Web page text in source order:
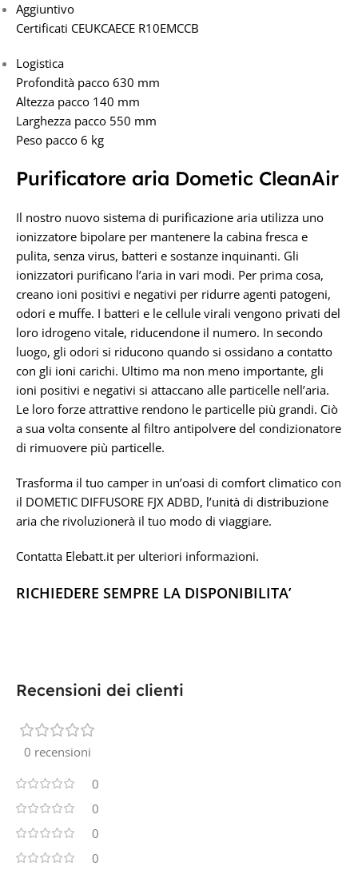
Aggiuntivo
Certificati CEUKCAECE R10EMCCB
Logistica
Profondità pacco 630 mm
Altezza pacco 140 mm
Larghezza pacco 550 mm
Peso pacco 6 kg
Purificatore aria Dometic CleanAir
Il nostro nuovo sistema di purificazione aria utilizza uno
ionizzatore bipolare per mantenere la cabina fresca e
pulita, senza virus, batteri e sostanze inquinanti. Gli
ionizzatori purificano l’aria in vari modi. Per prima cosa,
creano ioni positivi e negativi per ridurre agenti patogeni,
odori e muffe. I batteri e le cellule virali vengono privati del
loro idrogeno vitale, riducendone il numero. In secondo
luogo, gli odori si riducono quando si ossidano a contatto
con gli ioni carichi. Ultimo ma non meno importante, gli
ioni positivi e negativi si attaccano alle particelle nell’aria.
Le loro forze attrattive rendono le particelle più grandi. Ciò
a sua volta consente al filtro antipolvere del condizionatore
di rimuovere più particelle.
Trasforma il tuo camper in un’oasi di comfort climatico con
il DOMETIC DIFFUSORE FJX ADBD, l’unità di distribuzione
aria che rivoluzionerà il tuo modo di viaggiare.
Contatta Elebatt.it per ulteriori informazioni.
RICHIEDERE SEMPRE LA DISPONIBILITA’
Recensioni dei clienti
0 recensioni
0
0
0
0